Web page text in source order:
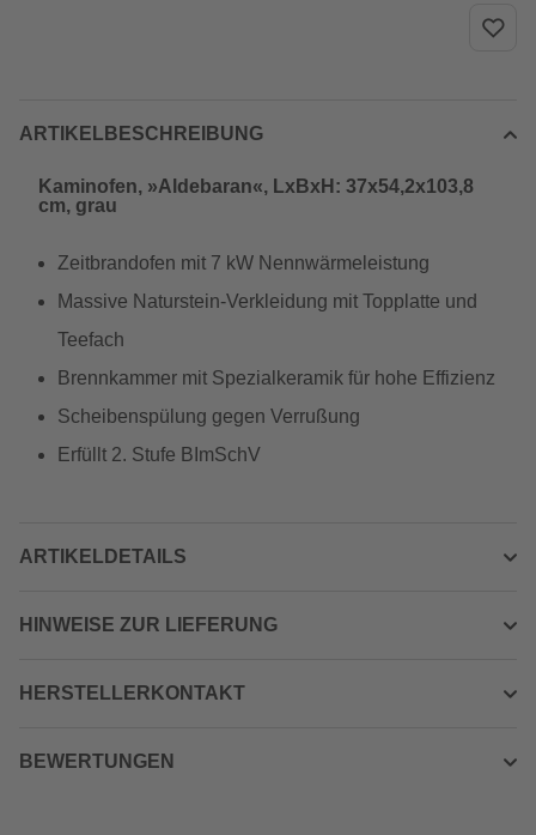
ARTIKELBESCHREIBUNG
Kaminofen, »Aldebaran«, LxBxH: 37x54,2x103,8
cm, grau
Zeitbrandofen mit 7 kW Nennwärmeleistung
Massive Naturstein-Verkleidung mit Topplatte und
Teefach
Brennkammer mit Spezialkeramik für hohe Effizienz
Scheibenspülung gegen Verrußung
Erfüllt 2. Stufe BImSchV
ARTIKELDETAILS
HINWEISE ZUR LIEFERUNG
HERSTELLERKONTAKT
BEWERTUNGEN